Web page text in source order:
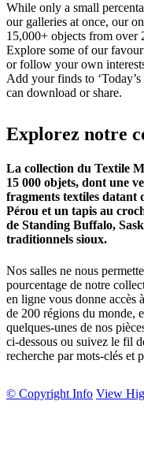
While only a small
our galleries at once, our
15,000+ objects from over
Explore some of our
or follow your own
Add your finds to
can download or share.
Explorez notre
La collection du Textile
15 000 objets, dont une
fragments textiles datant
Pérou et un tapis au
de Standing Buffalo,
traditionnels sioux.
Nos salles ne nous
pourcentage de notre
en ligne vous donne accès
de 200 régions du monde,
quelques-unes de nos
ci-dessous ou suivez le fil
recherche par mots-clés et
© Copyright Info View